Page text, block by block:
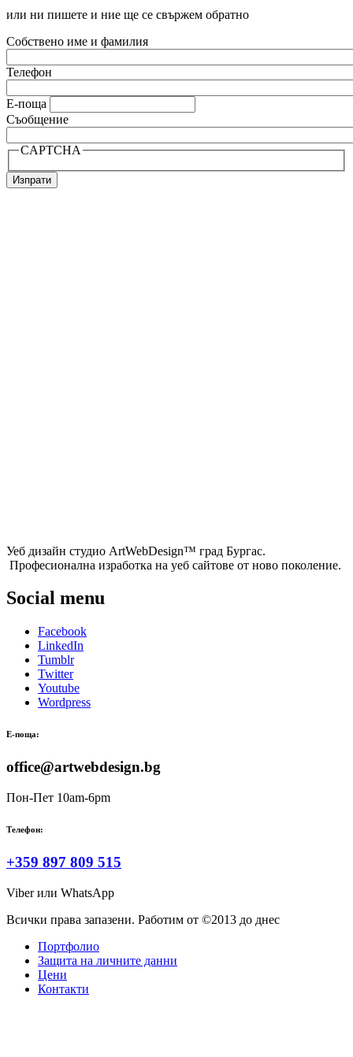
или ни пишете и ние ще се свържем обратно
Собствено име и фамилия
Телефон
Е-поща
Съобщение
CAPTCHA
Уеб дизайн студио ArtWebDesign™ град Бургас.
Професионална изработка на уеб сайтове от ново поколение.
Social menu
Facebook
LinkedIn
Tumblr
Twitter
Youtube
Wordpress
Е-поща:
office@artwebdesign.bg
Пон-Пет 10am-6pm
Телефон:
+359 897 809 515
Viber или WhatsApp
Всички права запазени. Работим от ©2013 до днес
Портфолио
Защита на личните данни
Цени
Контакти